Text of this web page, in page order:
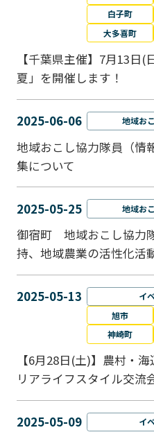
白子町
大多喜町
【千葉県主催】7月13日
夏」を開催します！
2025-06-06 地域お
地域おこし協力隊員（情
集について
2025-05-25 地域お
御宿町 地域おこし協力
持、地域農業の活性化活
2025-05-13 イ
旭市
神崎町
【6月28日(土)】農村・
リアライフスタイル交流
2025-05-09 イ